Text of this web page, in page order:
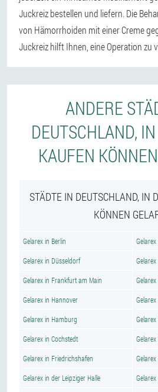
Juckreiz bestellen und liefern. Die
von Hämorrhoiden mit einer Creme
Juckreiz hilft Ihnen, eine Operation zu
ANDERE
DEUTSCHLAND,
KAUFEN
STÄDTE IN DEUTSCHLAND, IN
KÖNNEN
Gelarex in Berlin
Gelarex in Düsseldorf
Gelarex in Frankfurt am Main
Gelarex in Hannover
Gelarex in Hamburg
Gelarex in Cochstedt
Gelarex in Friedrichshafen
Gelarex in der Leipziger Halle